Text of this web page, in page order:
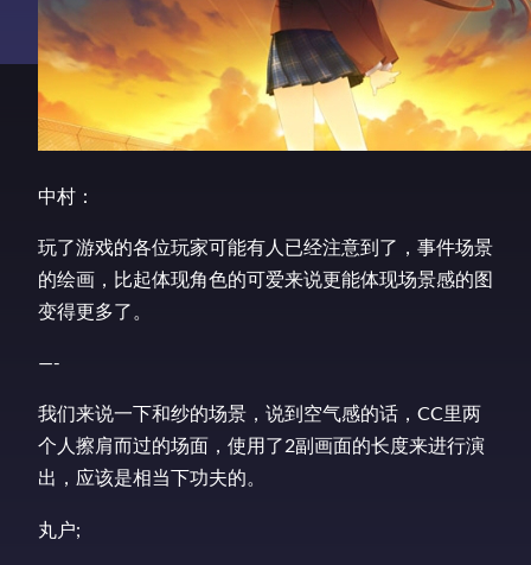
中村：
玩了游戏的各位玩家可能有人已经注意到了，事件场景
的绘画，比起体现角色的可爱来说更能体现场景感的图
变得更多了。
—-
我们来说一下和纱的场景，说到空气感的话，CC里两
个人擦肩而过的场面，使用了2副画面的长度来进行演
出，应该是相当下功夫的。
丸户;